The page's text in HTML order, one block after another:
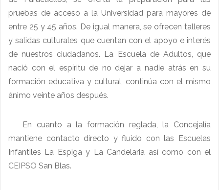
pruebas de acceso a la Universidad para mayores de
entre 25 y 45 años. De igual manera, se ofrecen talleres
y salidas culturales que cuentan con el apoyo e interés
de nuestros ciudadanos. La Escuela de Adultos, que
nació con el espíritu de no dejar a nadie atrás en su
formación educativa y cultural, continúa con el mismo
ánimo veinte años después.
En cuanto a la formación reglada, la Concejalía
mantiene contacto directo y fluido con las Escuelas
Infantiles La Espiga y La Candelaria así como con el
CEIPSO San Blas.